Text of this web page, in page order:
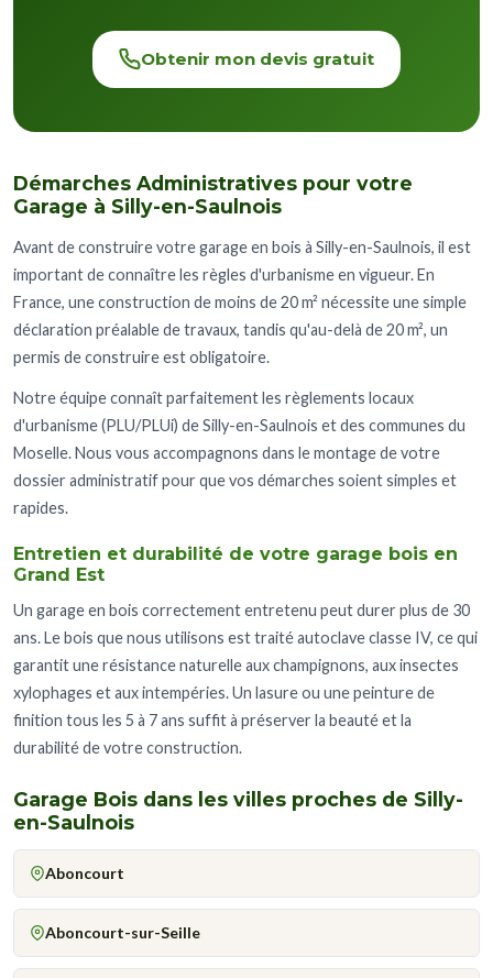
Obtenir mon devis gratuit
Démarches Administratives pour votre
Garage à Silly-en-Saulnois
Avant de construire votre garage en bois à Silly-en-Saulnois, il est
important de connaître les règles d'urbanisme en vigueur. En
France, une construction de moins de 20 m² nécessite une simple
déclaration préalable de travaux, tandis qu'au-delà de 20 m², un
permis de construire est obligatoire.
Notre équipe connaît parfaitement les règlements locaux
d'urbanisme (PLU/PLUi) de Silly-en-Saulnois et des communes du
Moselle. Nous vous accompagnons dans le montage de votre
dossier administratif pour que vos démarches soient simples et
rapides.
Entretien et durabilité de votre garage bois en
Grand Est
Un garage en bois correctement entretenu peut durer plus de 30
ans. Le bois que nous utilisons est traité autoclave classe IV, ce qui
garantit une résistance naturelle aux champignons, aux insectes
xylophages et aux intempéries. Un lasure ou une peinture de
finition tous les 5 à 7 ans suffit à préserver la beauté et la
durabilité de votre construction.
Garage Bois dans les villes proches de Silly-
en-Saulnois
Aboncourt
Aboncourt-sur-Seille